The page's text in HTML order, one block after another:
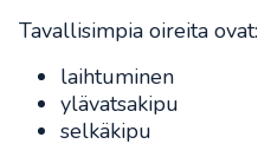
Tavallisimpia oireita ovat:
laihtuminen
ylävatsakipu
selkäkipu